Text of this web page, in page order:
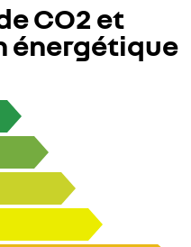
CO2 et
énergétique